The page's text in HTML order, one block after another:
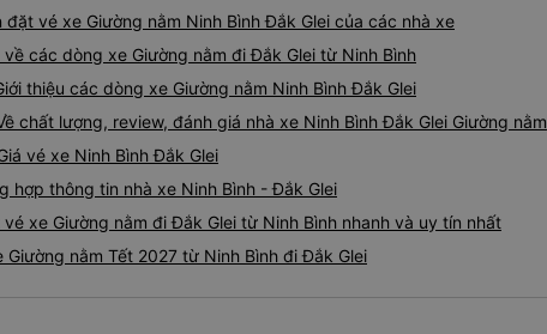
đặt vé xe Giường nằm Ninh Bình Đắk Glei của các nhà xe
về các dòng xe Giường nằm đi Đắk Glei từ Ninh Bình
thiệu các dòng xe Giường nằm Ninh Bình Đắk Glei
chất lượng, review, đánh giá nhà xe Ninh Bình Đắk Glei Giường nằm
vé xe Ninh Bình Đắk Glei
hợp thông tin nhà xe Ninh Bình - Đắk Glei
vé xe Giường nằm đi Đắk Glei từ Ninh Bình nhanh và uy tín nhất
Giường nằm Tết 2027 từ Ninh Bình đi Đắk Glei